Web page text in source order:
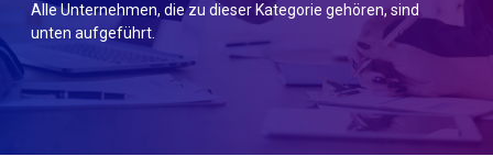
Alle Unternehmen, die zu dieser Kategorie gehören, sind
unten aufgeführt.